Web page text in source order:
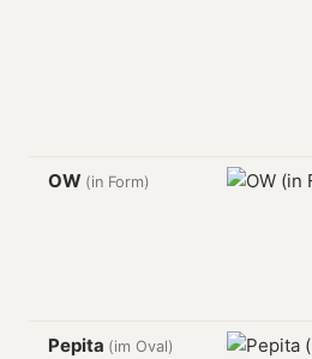
OW (in Form)
Pepita (im Oval)